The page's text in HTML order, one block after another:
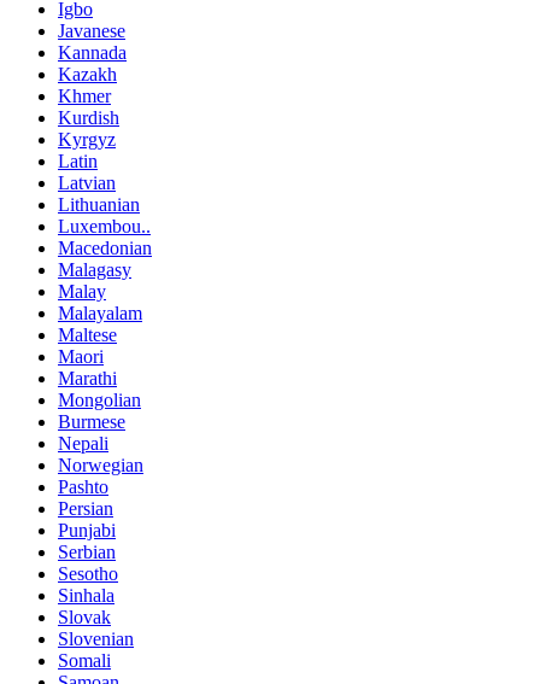
Igbo
Javanese
Kannada
Kazakh
Khmer
Kurdish
Kyrgyz
Latin
Latvian
Lithuanian
Luxembou..
Macedonian
Malagasy
Malay
Malayalam
Maltese
Maori
Marathi
Mongolian
Burmese
Nepali
Norwegian
Pashto
Persian
Punjabi
Serbian
Sesotho
Sinhala
Slovak
Slovenian
Somali